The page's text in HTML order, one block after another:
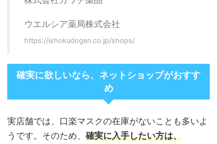
ウエルシア薬局株式会社
https://ishokudogen.co.jp/shops/
確実に欲しいなら、ネットショップがおすす
め
実店舗では、口楽マスクの在庫がないことも多いよ
うです。そのため、確実に入手したい方は、